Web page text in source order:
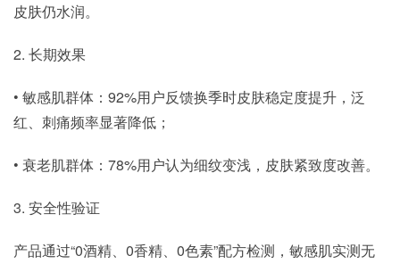
皮肤仍水润。
2. 长期效果
• 敏感肌群体：92%用户反馈换季时皮肤稳定度提升，泛
红、刺痛频率显著降低；
• 衰老肌群体：78%用户认为细纹变浅，皮肤紧致度改善。
3. 安全性验证
产品通过“0酒精、0香精、0色素”配方检测，敏感肌实测无